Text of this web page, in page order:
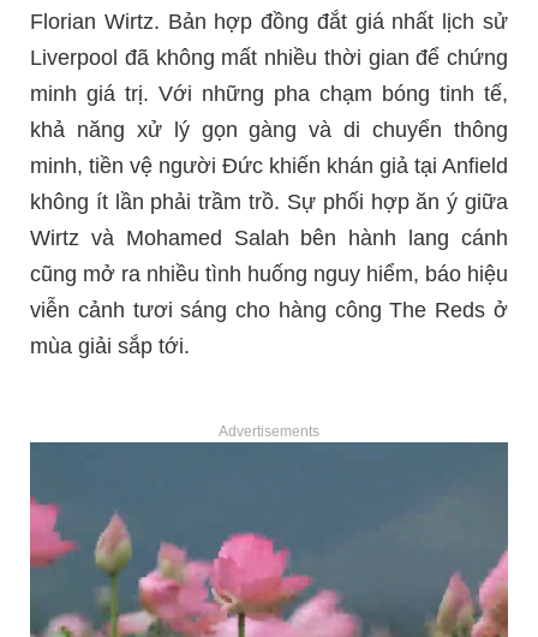
Florian Wirtz. Bản hợp đồng đắt giá nhất lịch sử
Liverpool đã không mất nhiều thời gian để chứng
minh giá trị. Với những pha chạm bóng tinh tế,
khả năng xử lý gọn gàng và di chuyển thông
minh, tiền vệ người Đức khiến khán giả tại Anfield
không ít lần phải trầm trồ. Sự phối hợp ăn ý giữa
Wirtz và Mohamed Salah bên hành lang cánh
cũng mở ra nhiều tình huống nguy hiểm, báo hiệu
viễn cảnh tươi sáng cho hàng công The Reds ở
mùa giải sắp tới.
Advertisements